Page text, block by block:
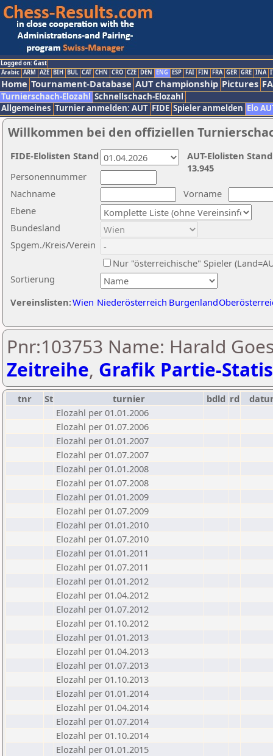
Logged on: Gast
Arabic ARM AZE BIH BUL CAT CHN CRO CZE DEN ENG ESP FAI FIN FRA GER GRE INA
Home Tournament-Database AUT championship Pictures
Turnierschach-Elozahl Schnellschach-Elozahl
Allgemeines Turnier anmelden: AUT FIDE Spieler anmelden Elo
Willkommen bei den offiziellen
Nachname
Vorname
Ebene
Sortierung
Personennummer
Bundesland
Spgem./Kreis/Verein
Nur "österreichische" Spieler
Vereinslisten:Wien Niederösterreich Burgenland
AUT-Elolisten
13.945
FIDE-Elolisten Stand
Pnr:103753 Name: Harald
Zeitreihe, Grafik Partie-
tnr St turnier bdld rd
Elozahl per 01.01.2006
Elozahl per 01.07.2006
Elozahl per 01.01.2007
Elozahl per 01.07.2007
Elozahl per 01.01.2008
Elozahl per 01.07.2008
Elozahl per 01.01.2009
Elozahl per 01.07.2009
Elozahl per 01.01.2010
Elozahl per 01.07.2010
Elozahl per 01.01.2011
Elozahl per 01.07.2011
Elozahl per 01.01.2012
Elozahl per 01.04.2012
Elozahl per 01.07.2012
Elozahl per 01.10.2012
Elozahl per 01.01.2013
Elozahl per 01.04.2013
Elozahl per 01.07.2013
Elozahl per 01.10.2013
Elozahl per 01.01.2014
Elozahl per 01.04.2014
Elozahl per 01.07.2014
Elozahl per 01.10.2014
Elozahl per 01.01.2015